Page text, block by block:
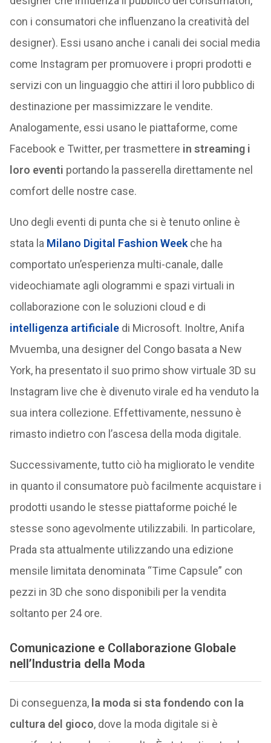
con i consumatori che influenzano la creatività del
designer). Essi usano anche i canali dei social media
come Instagram per promuovere i propri prodotti e
servizi con un linguaggio che attiri il loro pubblico di
destinazione per massimizzare le vendite.
Analogamente, essi usano le piattaforme, come
Facebook e Twitter, per trasmettere in streaming i
loro eventi portando la passerella direttamente nel
comfort delle nostre case.
Uno degli eventi di punta che si è tenuto online è
stata la Milano Digital Fashion Weekche ha
comportato un’esperienza multi-canale, dalle
videochiamate agli ologrammi e spazi virtuali in
collaborazione con le soluzioni cloud e di
intelligenza artificialedi Microsoft. Inoltre, Anifa
Mvuemba, una designer del Congo basata a New
York, ha presentato il suo primo show virtuale 3D su
Instagram live che è divenuto virale ed ha venduto la
sua intera collezione. Effettivamente, nessuno è
rimasto indietro con l’ascesa della moda digitale.
Successivamente, tutto ciò ha migliorato le vendite
in quanto il consumatore può facilmente acquistare i
prodotti usando le stesse piattaforme poiché le
stesse sono agevolmente utilizzabili. In particolare,
Prada sta attualmente utilizzando una edizione
mensile limitata denominata “Time Capsule” con
pezzi in 3D che sono disponibili per la vendita
soltanto per 24 ore.
Comunicazione e Collaborazione Globale
nell’Industria della Moda
Di conseguenza, la moda si sta fondendo con la
cultura del gioco, dove la moda digitale si è